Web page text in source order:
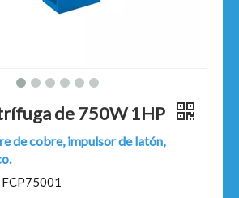
de 750W 1HP
de cobre, impulsor de latón,
FCP75001